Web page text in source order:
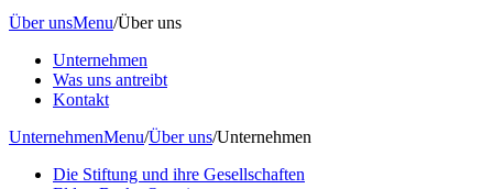
Über unsMenu/Über uns
Unternehmen
Was uns antreibt
Kontakt
UnternehmenMenu/Über uns/Unternehmen
Die Stiftung und ihre Gesellschaften